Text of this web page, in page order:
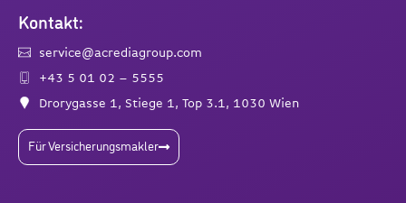
Kontakt:
service@acrediagroup.com
+43 5 01 02 – 5555
Drorygasse 1, Stiege 1, Top 3.1, 1030 Wien
Für Versicherungsmakler